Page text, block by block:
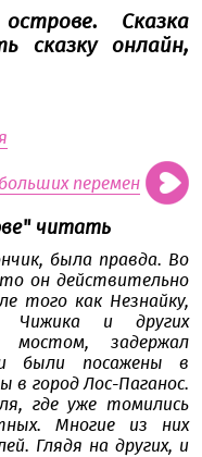
Сказка
сказку онлайн,
перемен
читать
была правда. Во
он действительно
того как Незнайку,
Чижика и других
мостом, задержал
были посажены в
в город Лос-Паганос.
где уже томились
Многие из них
Глядя на других, и